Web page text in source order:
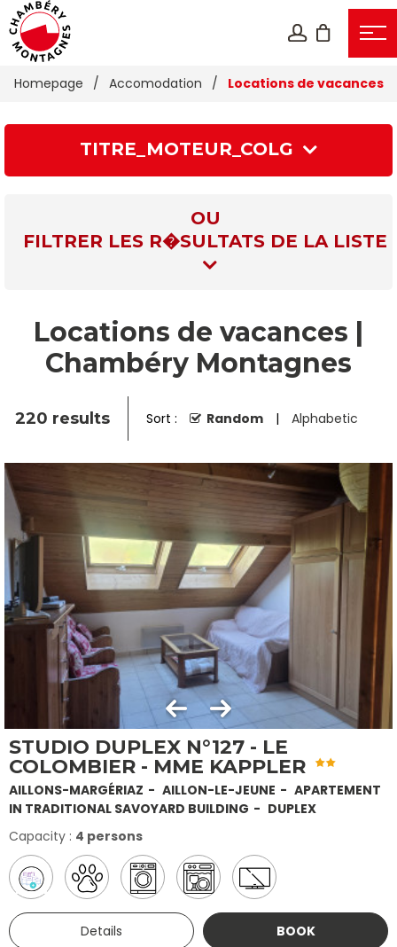
Homepage / Accomodation / Locations de vacances
TITRE_MOTEUR_COLG
OU
FILTRER LES R�SULTATS DE LA LISTE
Locations de vacances |
Chambéry Montagnes
220 results Sort : Random Alphabetic
STUDIO DUPLEX N°127 - LE
COLOMBIER - MME KAPPLER
AILLONS-MARGÉRIAZ AILLON-LE-JEUNE
APARTEMENT
IN TRADITIONAL SAVOYARD BUILDING
DUPLEX
Capacity : 4 persons
Details BOOK